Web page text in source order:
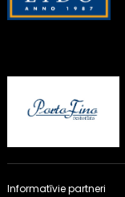
Informatīvie partneri